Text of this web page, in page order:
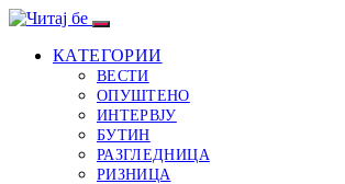
КАТЕГОРИИ
ВЕСТИ
ОПУШТЕНО
ИНТЕРВЈУ
БУТИН
РАЗГЛЕДНИЦА
РИЗНИЦА